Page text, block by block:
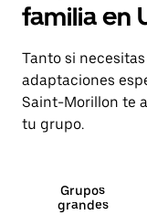
familia en
Tanto si
adaptaciones
Saint-Morillon te
tu grupo.
Grupos
grandes